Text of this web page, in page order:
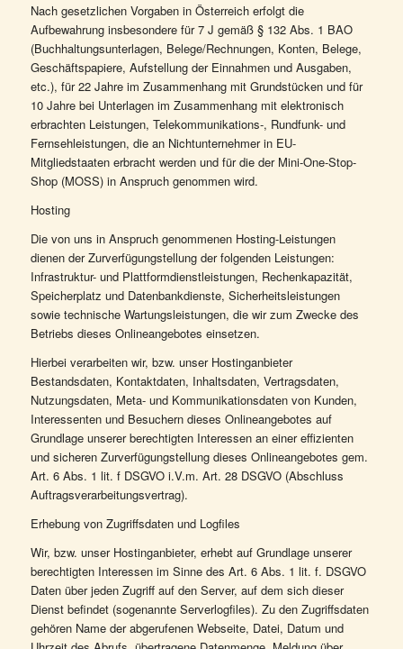
Nach gesetzlichen Vorgaben in Österreich erfolgt die
Aufbewahrung insbesondere für 7 J gemäß § 132 Abs. 1 BAO
(Buchhaltungsunterlagen, Belege/Rechnungen, Konten, Belege,
Geschäftspapiere, Aufstellung der Einnahmen und Ausgaben,
etc.), für 22 Jahre im Zusammenhang mit Grundstücken und für
10 Jahre bei Unterlagen im Zusammenhang mit elektronisch
erbrachten Leistungen, Telekommunikations-, Rundfunk- und
Fernsehleistungen, die an Nichtunternehmer in EU-
Mitgliedstaaten erbracht werden und für die der Mini-One-Stop-
Shop (MOSS) in Anspruch genommen wird.
Hosting
Die von uns in Anspruch genommenen Hosting-Leistungen
dienen der Zurverfügungstellung der folgenden Leistungen:
Infrastruktur- und Plattformdienstleistungen, Rechenkapazität,
Speicherplatz und Datenbankdienste, Sicherheitsleistungen
sowie technische Wartungsleistungen, die wir zum Zwecke des
Betriebs dieses Onlineangebotes einsetzen.
Hierbei verarbeiten wir, bzw. unser Hostinganbieter
Bestandsdaten, Kontaktdaten, Inhaltsdaten, Vertragsdaten,
Nutzungsdaten, Meta- und Kommunikationsdaten von Kunden,
Interessenten und Besuchern dieses Onlineangebotes auf
Grundlage unserer berechtigten Interessen an einer effizienten
und sicheren Zurverfügungstellung dieses Onlineangebotes gem.
Art. 6 Abs. 1 lit. f DSGVO i.V.m. Art. 28 DSGVO (Abschluss
Auftragsverarbeitungsvertrag).
Erhebung von Zugriffsdaten und Logfiles
Wir, bzw. unser Hostinganbieter, erhebt auf Grundlage unserer
berechtigten Interessen im Sinne des Art. 6 Abs. 1 lit. f. DSGVO
Daten über jeden Zugriff auf den Server, auf dem sich dieser
Dienst befindet (sogenannte Serverlogfiles). Zu den Zugriffsdaten
gehören Name der abgerufenen Webseite, Datei, Datum und